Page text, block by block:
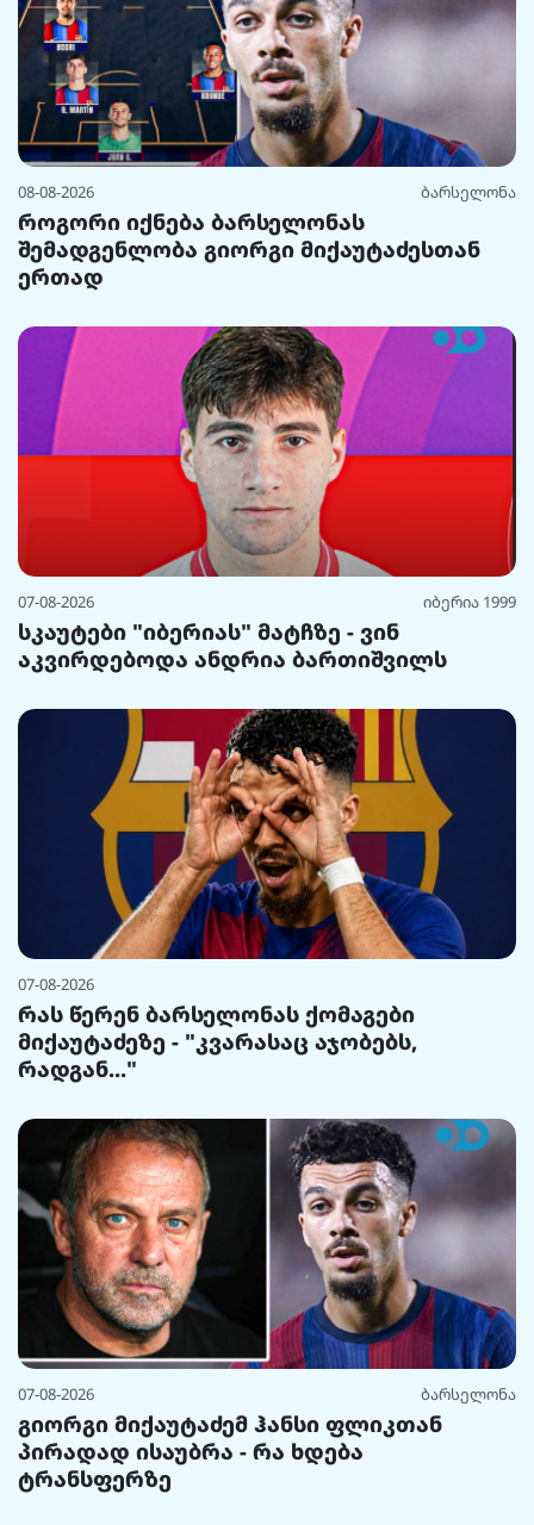
08-08-2026 ბარსელონა
როგორი იქნება ბარსელონას
შემადგენლობა გიორგი მიქაუტაძესთან
ერთად
07-08-2026 იბერია 1999
სკაუტები "იბერიას" მატჩზე - ვინ
აკვირდებოდა ანდრია ბართიშვილს
07-08-2026
რას წერენ ბარსელონას ქომაგები
მიქაუტაძეზე - "კვარასაც აჯობებს,
რადგან..."
07-08-2026 ბარსელონა
გიორგი მიქაუტაძემ ჰანსი ფლიკთან
პირადად ისაუბრა - რა ხდება
ტრანსფერზე